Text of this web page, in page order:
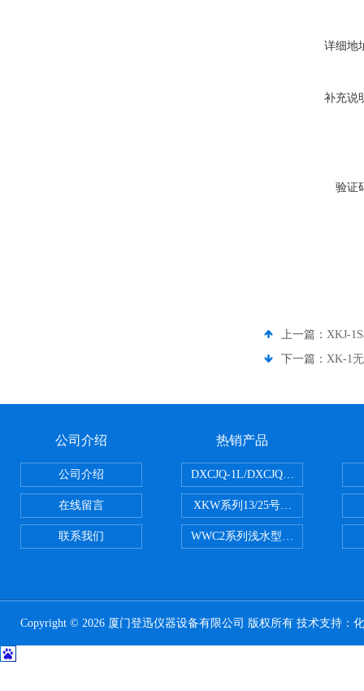
详细地
补充说
验证
上一篇： XKJ-
下一篇： XK-1
公司介绍
公司介绍
在线留言
联系我们
热销产品
DXCJQ-1L/DXCJQ-2L单联浮游
XKW系列13/25号浮游生物网
WWC2系列浅水型浮游生物网 浅
Copyright © 2026 厦门登迅仪器设备有限公司 版权所有 技术支持：